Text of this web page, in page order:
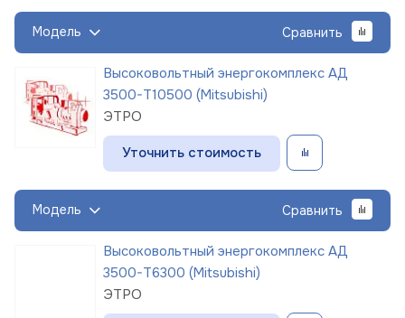
Модель Сравнить
Высоковольтный энергокомплекс АД
3500-Т10500 (Mitsubishi)
ЭТРО
Уточнить стоимость
Модель Сравнить
Высоковольтный энергокомплекс АД
3500-Т6300 (Mitsubishi)
ЭТРО